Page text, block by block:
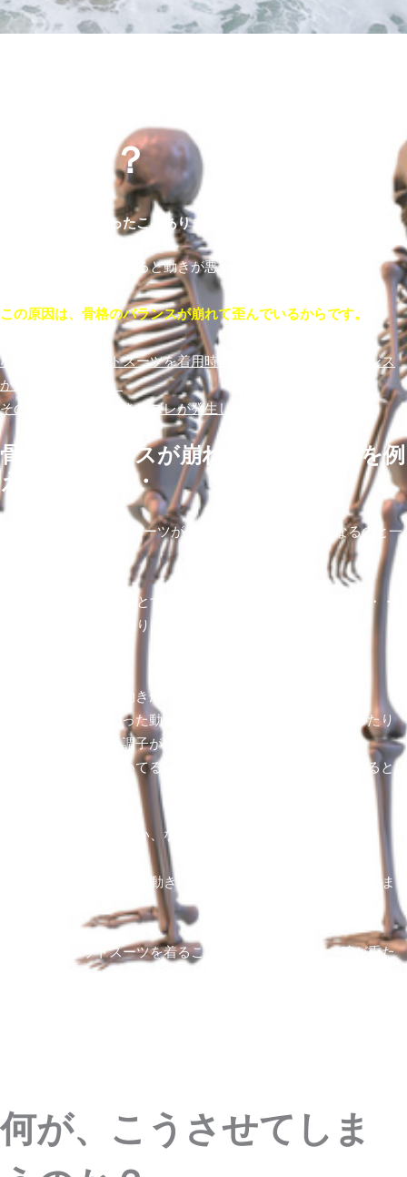
るのか？
あなたは疑問に思ったことありませんか？
結論を率直に書いてしまうと
「ウエットスーツを着ると動きが悪くなる」
この原因は、骨格のバランスが崩れて歪んでいるからです。
なぜなら、ウエットスーツを着用時と未着用時、骨格のバランス
が変わってしまい、
そのズレが感覚や動きにズレが発生しているからです。
骨格のバランスが崩れるということを例
えるなら・・・
時計の歯車で、1つのパーツがズレれば時計が動かなくなるのと一
それを無理に動かそうとすると、歯車が欠けたり壊れたり・・・
もしくは、歯車が空回りして時計自体が動かない。
陸では出来る動きがサーフィンになると出来ない
夏は問題なかった動きが秋冬になると、出来なくなったり
していきなり調子が落ちる
同じように動いてるはずなのに、ウエットスーツを着ると
こんな事が起きてしまい、なんか下手になったんじゃないか
何で、この前まで出来る動きが出来ないのか・・・モヤモヤしま
さらに、ウエットスーツを着ることで、首が痛くなる、腕が重た
く肩が回らなくなる、足がスムーズに持ってこれられなくなる。
何が、こうさせてしま